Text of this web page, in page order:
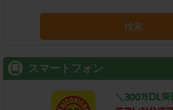
検索
スマートフォン